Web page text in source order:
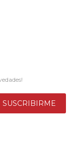
SUSCRIBIRME